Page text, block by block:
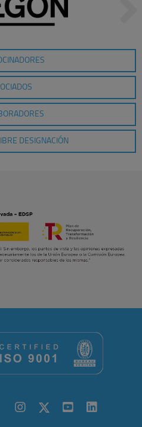
DESIGNACIÓN